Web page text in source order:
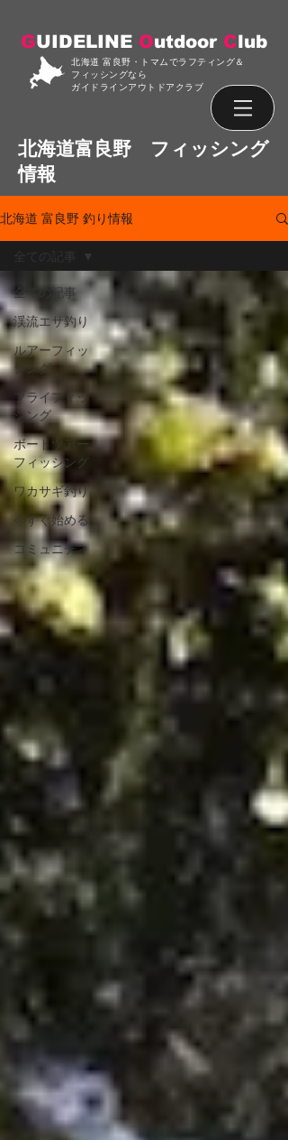
GUIDELINE Outdoor Club
北海道 富良野・トマムでラフティング＆
フィッシングなら
ガイドラインアウトドアクラブ
北海道富良野 フィッシング
情報
北海道 富良野 釣り情報
全ての記事
渓流エサ釣り
ルアーフィッ
シング
フライフィッ
シング
ボートツアー
フィッシング
ワカサギ釣り
今すぐ始める
コミュニティ